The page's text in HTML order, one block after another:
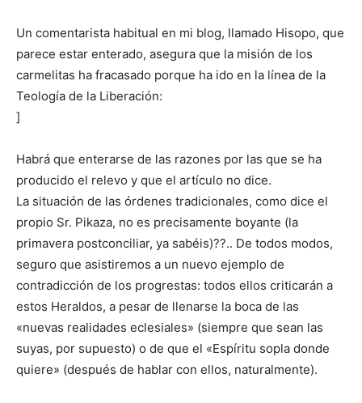
Un comentarista habitual en mi blog, llamado Hisopo, que
parece estar enterado, asegura que la misión de los
carmelitas ha fracasado porque ha ido en la línea de la
Teología de la Liberación:
]
Habrá que enterarse de las razones por las que se ha
producido el relevo y que el artículo no dice.
La situación de las órdenes tradicionales, como dice el
propio Sr. Pikaza, no es precisamente boyante (la
primavera postconciliar, ya sabéis)??.. De todos modos,
seguro que asistiremos a un nuevo ejemplo de
contradicción de los progrestas: todos ellos criticarán a
estos Heraldos, a pesar de llenarse la boca de las
«nuevas realidades eclesiales» (siempre que sean las
suyas, por supuesto) o de que el «Espíritu sopla donde
quiere» (después de hablar con ellos, naturalmente).